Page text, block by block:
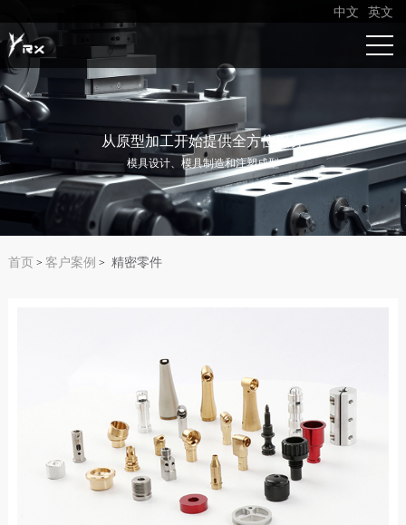
中文 英文
从原型加工开始提供全方位服务
模具设计、模具制造和注塑成型
首页 > 客户案例 > 精密零件